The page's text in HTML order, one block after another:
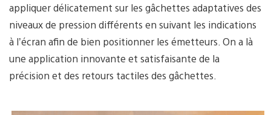
appliquer délicatement sur les gâchettes adaptatives des
niveaux de pression différents en suivant les indications
à l’écran afin de bien positionner les émetteurs. On a là
une application innovante et satisfaisante de la
précision et des retours tactiles des gâchettes.